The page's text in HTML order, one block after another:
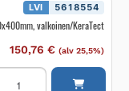
LVI 5618554
valkoinen/KeraTect
150,76 € (alv 25,5%)